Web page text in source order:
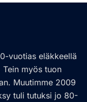
vuotias eläkkeellä
myös tuon
Muutimme 2009
tuli tutuksi jo 80-